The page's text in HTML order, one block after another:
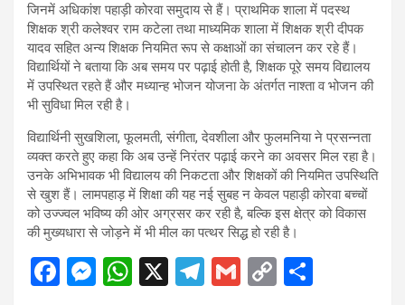
जिनमें अधिकांश पहाड़ी कोरवा समुदाय से हैं। प्राथमिक शाला में पदस्थ
शिक्षक श्री कलेश्वर राम कटेला तथा माध्यमिक शाला में शिक्षक श्री दीपक
यादव सहित अन्य शिक्षक नियमित रूप से कक्षाओं का संचालन कर रहे हैं।
विद्यार्थियों ने बताया कि अब समय पर पढ़ाई होती है, शिक्षक पूरे समय विद्यालय
में उपस्थित रहते हैं और मध्यान्ह भोजन योजना के अंतर्गत नाश्ता व भोजन की
भी सुविधा मिल रही है।
विद्यार्थिनी सुखशिला, फूलमती, संगीता, देवशीला और फुलमनिया ने प्रसन्नता
व्यक्त करते हुए कहा कि अब उन्हें निरंतर पढ़ाई करने का अवसर मिल रहा है।
उनके अभिभावक भी विद्यालय की निकटता और शिक्षकों की नियमित उपस्थिति
से खुश हैं। लामपहाड़ में शिक्षा की यह नई सुबह न केवल पहाड़ी कोरवा बच्चों
को उज्ज्वल भविष्य की ओर अग्रसर कर रही है, बल्कि इस क्षेत्र को विकास
की मुख्यधारा से जोड़ने में भी मील का पत्थर सिद्ध हो रही है।
F
M W X
T
G
C